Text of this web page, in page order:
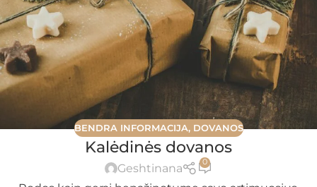
BENDRA INFORMACIJA, DOVANOS
Kalėdinės dovanos
Geshtinana 0